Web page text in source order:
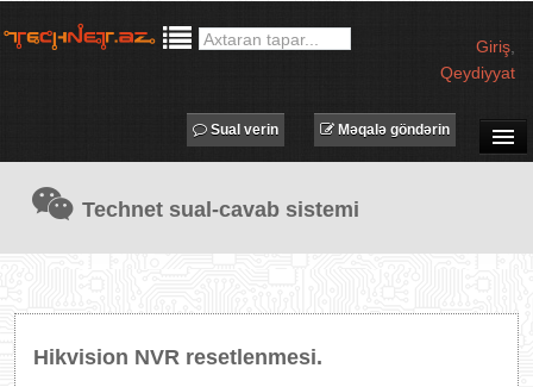
Giriş
Qeydiyyat
TECHNET TV
MƏQALƏLƏR
PROQRAMLAR
Məqalə göndərin
Sual verin
Technet sual-cavab sistemi
Hikvision NVR resetlenmesi.